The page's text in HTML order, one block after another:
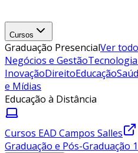
Cursos
Graduação PresencialVer
Negócios e Gestão
InovaçãoDireitoEducação
e Mídias
Educação à Distância
Cursos EAD Campos Salles
Graduação e Pós-Graduação